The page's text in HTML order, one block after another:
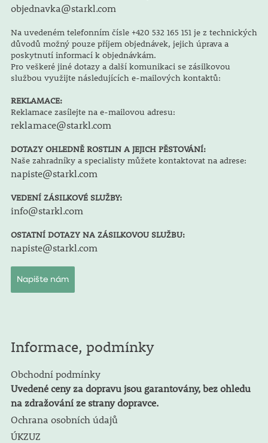
objednavka@starkl.com
Na uvedeném telefonním čísle +420 532 165 151 je z technických
důvodů možný pouze příjem objednávek, jejich úprava a
poskytnutí informací k objednávkám.
Pro veškeré jiné dotazy a další komunikaci se zásilkovou
službou využijte následujících e-mailových kontaktů:
REKLAMACE:
Reklamace zasílejte na e-mailovou adresu:
reklamace@starkl.com
DOTAZY OHLEDNĚ ROSTLIN A JEJICH PĚSTOVÁNÍ:
Naše zahradníky a specialisty můžete kontaktovat na adrese:
napiste@starkl.com
VEDENÍ ZÁSILKOVÉ SLUŽBY:
info@starkl.com
OSTATNÍ DOTAZY NA ZÁSILKOVOU SLUŽBU:
napiste@starkl.com
Napište nám
Informace, podmínky
Obchodní podmínky
Uvedené ceny za dopravu jsou garantovány, bez ohledu
na zdražování ze strany dopravce.
Ochrana osobních údajů
ÚKZUZ